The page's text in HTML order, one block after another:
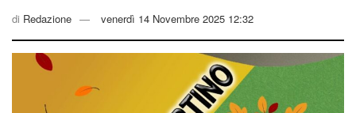
di Redazione venerdì 14 Novembre 2025 12:32